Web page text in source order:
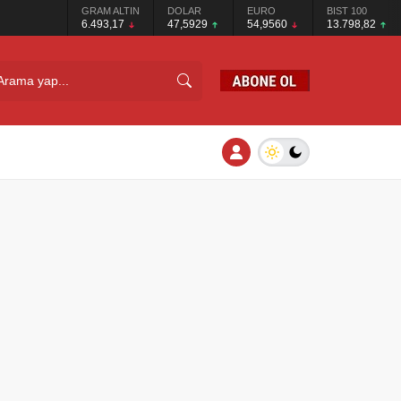
GRAM ALTIN
6.493,17
DOLAR
47,5929
EURO
54,9560
BIST 100
13.798,82